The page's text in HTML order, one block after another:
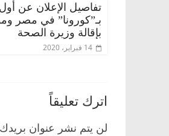
تفاصيل الإعلان عن
بـ”كورونا” في مصر
بإقالة وزيرة الصحة
14 فبراير، 2020
اترك تعليقاً
لن يتم نشر عنوان بريدك